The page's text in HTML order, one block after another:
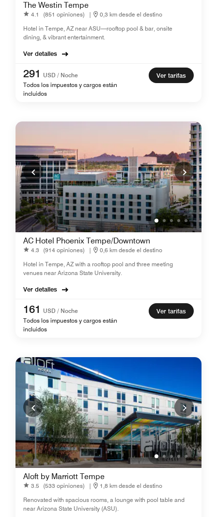
The Westin Tempe
4.1 (851 opiniones) |
0,3 km desde el destino
Hotel in Tempe, AZ near ASU—rooftop pool & bar, onsite
dining, & vibrant entertainment.
Ver detalles
291
USD / Noche
Todos los impuestos y cargos están
incluidos
Ver tarifas
AC Hotel Phoenix Tempe/Downtown
4.3 (914 opiniones) |
0,6 km desde el destino
Hotel in Tempe, AZ with a rooftop pool and three meeting
venues near Arizona State University.
Ver detalles
161
USD / Noche
Todos los impuestos y cargos están
incluidos
Ver tarifas
Aloft by Marriott Tempe
3.5 (533 opiniones) |
1,8 km desde el destino
Renovated with spacious rooms, a lounge with pool table and
near Arizona State University (ASU).